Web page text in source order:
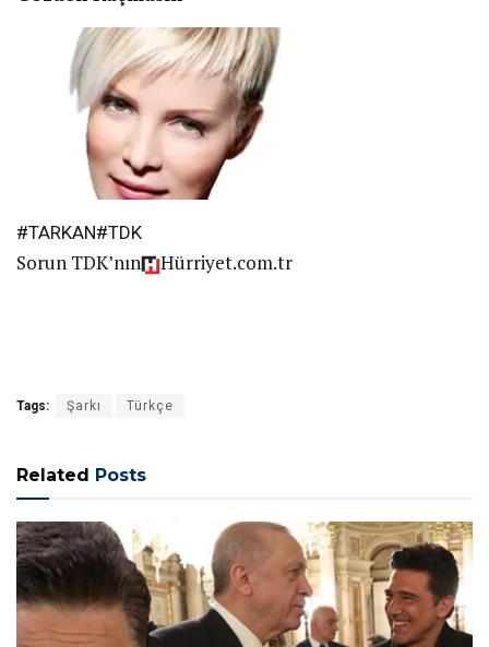
#TARKAN#TDK
Sorun TDK’nın Hürriyet.com.tr
Tags: Şarkı Türkçe
Related Posts